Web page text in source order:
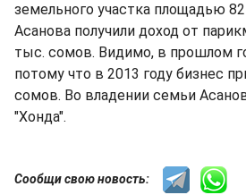
земельного участка площадью
Асанова получили доход от
тыс. сомов. Видимо, в прошлом
потому что в 2013 году бизнес
сомов. Во владении семьи
"Хонда".
Сообщи свою новость: